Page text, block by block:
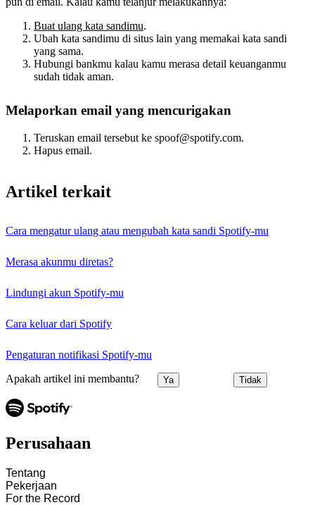
Buat ulang kata sandimu.
Ubah kata sandimu di situs lain yang memakai kata sandi
yang sama.
Hubungi bankmu kalau kamu merasa detail keuanganmu
sudah tidak aman.
Melaporkan email yang mencurigakan
Teruskan email tersebut ke spoof@spotify.com.
Hapus email.
Artikel terkait
Cara mengatur ulang atau mengubah kata sandi Spotify-mu
Merasa akunmu diretas?
Lindungi akun Spotify-mu
Cara keluar dari Spotify
Pengaturan notifikasi Spotify-mu
Apakah artikel ini membantu? Ya Tidak
Perusahaan
Tentang
Pekerjaan
For the Record